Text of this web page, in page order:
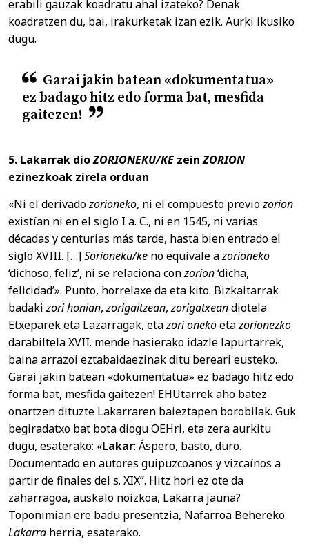
erabili gauzak koadratu ahal izateko? Denak
koadratzen du, bai, irakurketak izan ezik. Aurki ikusiko
dugu.
Garai jakin batean «dokumentatua»
ez badago hitz edo forma bat, mesfida
gaitezen!
5. Lakarrak dioZORIONEKU/KEzeinZORION
ezinezkoak zirela orduan
«Ni el derivadozorioneko, ni el compuesto previozorion
existían ni en el siglo I a. C., ni en 1545, ni varias
décadas y centurias más tarde, hasta bien entrado el
siglo XVIII. […]Sorioneku/ke no equivale azorioneko
‘dichoso, feliz’, ni se relaciona conzorion‘dicha,
felicidad’». Punto, horrelaxe da eta kito. Bizkaitarrak
badakizori honian,zorigaitzean,zorigatxeandiotela
Etxeparek eta Lazarragak, etazori onekoetazorionezko
darabiltela XVII. mende hasierako idazle lapurtarrek,
baina arrazoi eztabaidaezinak ditu bereari eusteko.
Garai jakin batean «dokumentatua» ez badago hitz edo
forma bat, mesfida gaitezen! EHUtarrek aho batez
onartzen dituzte Lakarraren baieztapen borobilak. Guk
begiradatxo bat bota diogu OEHri, eta zera aurkitu
dugu, esaterako: «Lakar: Áspero, basto, duro.
Documentado en autores guipuzcoanos y vizcaínos a
partir de finales del s. XIX”. Hitz hori ez ote da
zaharragoa, auskalo noizkoa, Lakarra jauna?
Toponimian ere badu presentzia, Nafarroa Behereko
Lakarra herria, esaterako.